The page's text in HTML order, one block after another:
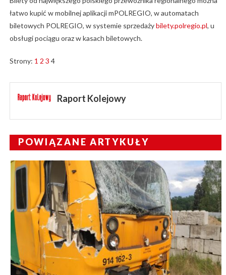
łatwo kupić w mobilnej aplikacji mPOLREGIO, w automatach
biletowych POLREGIO, w systemie sprzedażybilety.polregio.pl, u
obsługi pociągu oraz w kasach biletowych.
Strony: 1 2 3 4
Raport Kolejowy
POWIĄZANE ARTYKUŁY